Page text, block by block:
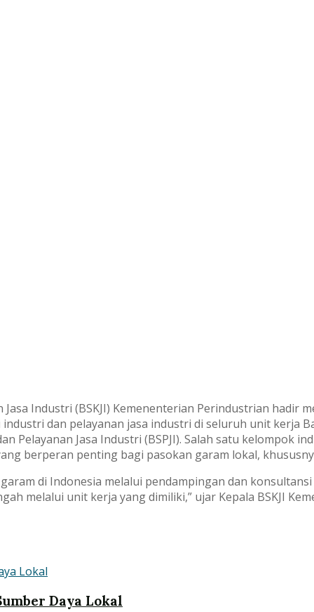
Industri (BSKJI) Kemenenterian Perindustrian hadir
dan pelayanan jasa industri di seluruh unit kerja
Pelayanan Jasa Industri (BSPJI). Salah satu kelompok
berperan penting bagi pasokan garam lokal,
di Indonesia melalui pendampingan dan
melalui unit kerja yang dimiliki,” ujar Kepala BSKJI
Daya Lokal